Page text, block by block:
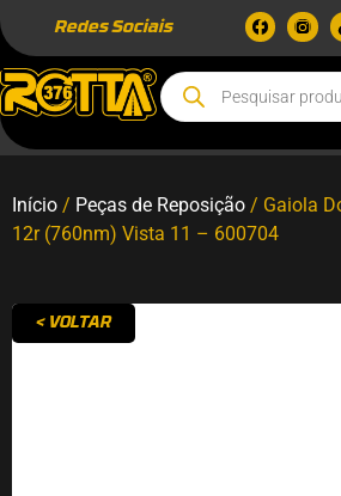
Redes Sociais
Início / Peças de Reposição / Gaiola
12r (760nm) Vista 11 – 600704
< VOLTAR